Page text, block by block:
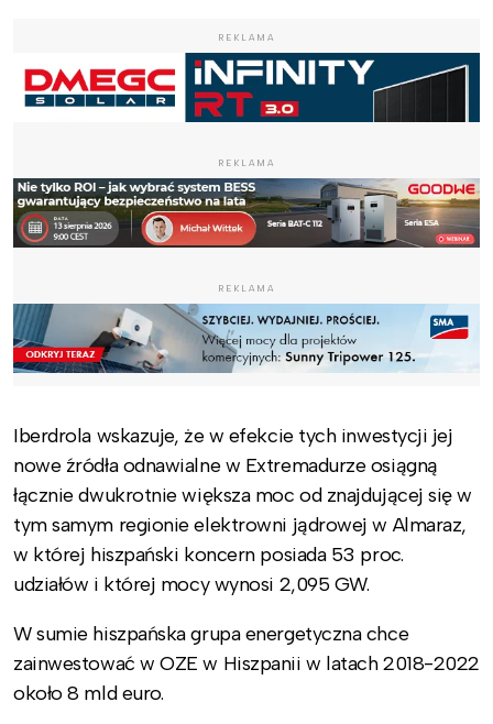
REKLAMA
REKLAMA
REKLAMA
Iberdrola wskazuje, że w efekcie tych inwestycji jej
nowe źródła odnawialne w Extremadurze osiągną
łącznie dwukrotnie większa moc od znajdującej się w
tym samym regionie elektrowni jądrowej w Almaraz,
w której hiszpański koncern posiada 53 proc.
udziałów i której mocy wynosi 2,095 GW.
W sumie hiszpańska grupa energetyczna chce
zainwestować w OZE w Hiszpanii w latach 2018-2022
około 8 mld euro.